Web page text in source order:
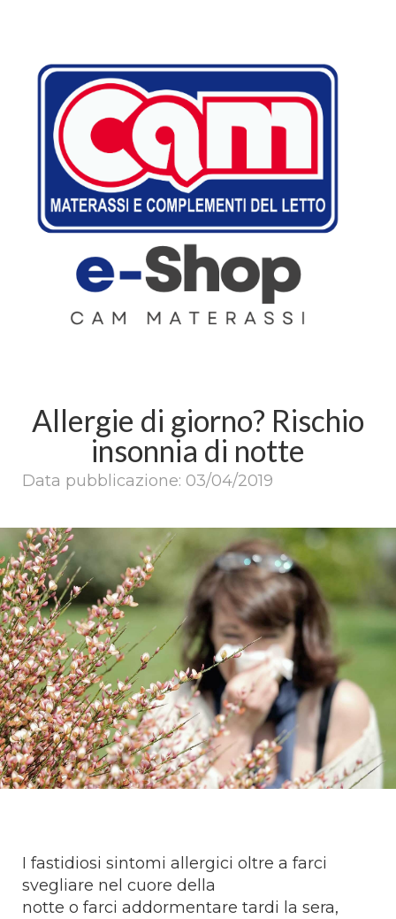
Allergie di giorno? Rischio
insonnia di notte
Data pubblicazione: 03/04/2019
I fastidiosi sintomi allergici oltre a farci
svegliare nel cuore della
notte o farci addormentare tardi la sera,